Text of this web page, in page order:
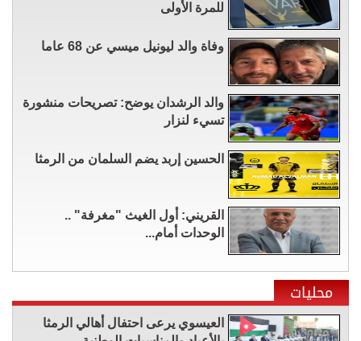
للمرة الأولى
وفاة والد ليونيل ميسي عن 68 عاما
والد الرشدان يوضح: تصريحات منشورة
تسيء لنزار
الحسين إربد يضم السلمان من الرمثا
القريني: أول الغيث "مغرفة" ..
الوحدات أمام...
محليات
العيسوي يرعى احتفال أهالي الرمثا